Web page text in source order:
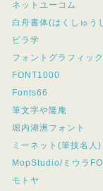
ネットユーコム
白舟書体(はくしゅう
ビラ学
フォントグラフィック
FONT1000
Fonts66
筆文字や隆庵
堀内湖洲フォント
ミーネット(筆技名人)
MopStudio/ミウラ
モトヤ